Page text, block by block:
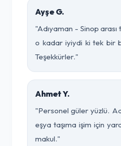
Ayşe G.
"Adıyaman - Sinop arası
o kadar iyiydi ki tek bir
Teşekkürler."
Ahmet Y.
"Personel güler yüzlü.
eşya taşıma işim için
makul."